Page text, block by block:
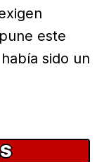
este
sido un